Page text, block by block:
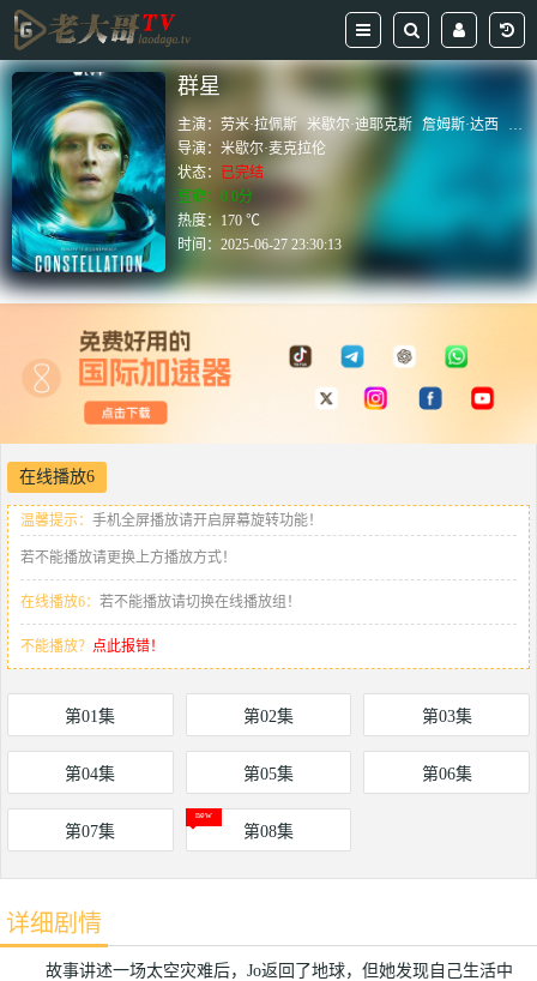
群星
主演： 劳米·拉佩斯 米歇尔·迪耶克斯 詹姆斯·达西
桑
导演：米歇尔·麦克拉伦
状态： 已完结
豆瓣：0.0分
热度：170 ℃
时间：2025-06-27 23:30:13
在线播放6
温馨提示： 手机全屏播放请开启屏幕旋转功能！
若不能播放请更换上方播放方式！
在线播放6： 若不能播放请切换在线播放组！
不能播放？ 点此报错！
第01集 第02集 第03集
第04集 第05集 第06集
第07集 第08集
详细剧情
故事讲述一场太空灾难后，Jo返回了地球，但她发现自己生活中